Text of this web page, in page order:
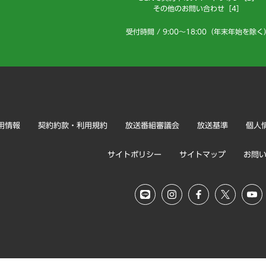
その他のお問い合わせ［4］
受付時間 / 9:00～18:00（年末年始を除く
情報 契約約款・利用規約 放送番組審議会 放送基準 個人
サイトポリシー サイトマップ お問